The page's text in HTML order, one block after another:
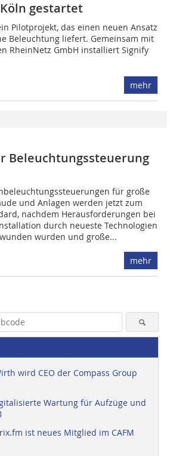
gestartet
Pilotprojekt, das einen neuen Ansatz
Beleuchtung liefert. Gemeinsam mit
RheinNetz GmbH installiert Signify
mehr
Beleuchtungssteuerung
für große
und Anlagen werden jetzt zum
nachdem Herausforderungen bei
durch neueste Technologien
wurden und große...
mehr
wird CEO der Compass Group
Wartung für Aufzüge und
ist neues Mitglied im CAFM